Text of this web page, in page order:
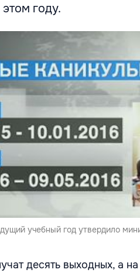
году.
учебный год утвердило
десять выходных, а